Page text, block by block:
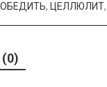
, ЦЕЛЛЮЛИТ,